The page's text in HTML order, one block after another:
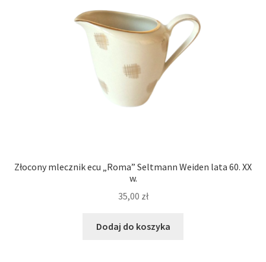
Złocony mlecznik ecu „Roma” Seltmann Weiden lata 60. XX
w.
35,00 zł
Dodaj do koszyka